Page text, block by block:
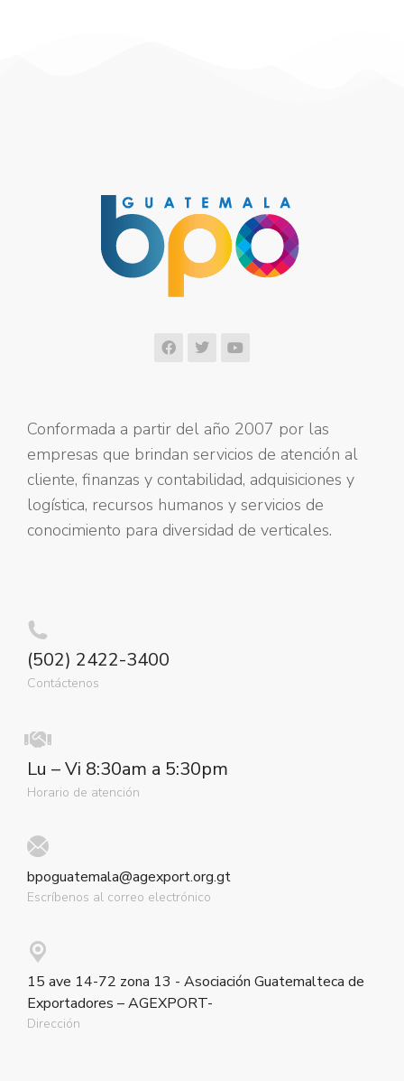
Conformada a partir del año 2007 por las
empresas que brindan servicios de atención al
cliente, finanzas y contabilidad, adquisiciones y
logística, recursos humanos y servicios de
conocimiento para diversidad de verticales.
(502) 2422-3400
Contáctenos
Lu – Vi 8:30am a 5:30pm
Horario de atención
bpoguatemala@agexport.org.gt
Escríbenos al correo electrónico
15 ave 14-72 zona 13 - Asociación Guatemalteca de
Exportadores – AGEXPORT-
Dirección